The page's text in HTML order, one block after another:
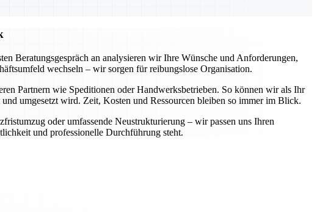
Beratungsgespräch an analysieren wir Ihre Wünsche und Anforderungen,
wechseln – wir sorgen für reibungslose Organisation.
Partnern wie Speditionen oder Handwerksbetrieben. So können wir als Ihr
umgesetzt wird. Zeit, Kosten und Ressourcen bleiben so immer im Blick.
oder umfassende Neustrukturierung – wir passen uns Ihren
und professionelle Durchführung steht.